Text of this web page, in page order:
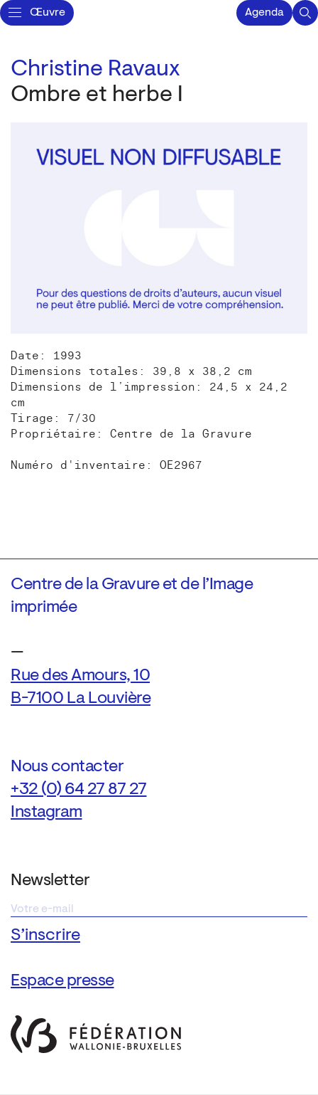
Œuvre Agenda
Christine Ravaux
Ombre et herbe I
Date: 1993
Dimensions totales: 39,8 x 38,2 cm
Dimensions de l’impression: 24,5 x 24,2
cm
Tirage: 7/30
Propriétaire: Centre de la Gravure
Numéro d'inventaire: OE2967
Centre de la Gravure et de l’Image
imprimée
—
Rue des Amours, 10
B-7100 La Louvière
Nous contacter
+32 (0) 64 27 87 27
Instagram
Newsletter
Espace presse